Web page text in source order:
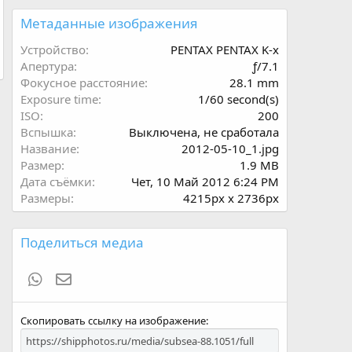
0
ё
Метаданные изображения
Устройство
PENTAX PENTAX K-x
Апертура
ƒ/7.1
Фокусное расстояние
28.1 mm
Exposure time
1/60 second(s)
ISO
200
Вспышка
Выключена, не сработала
Название
2012-05-10_1.jpg
Размер
1.9 MB
Дата съёмки
Чет, 10 Май 2012 6:24 PM
Размеры
4215px x 2736px
Поделиться медиа
WhatsApp
Скопировать ссылку на изображение